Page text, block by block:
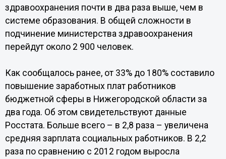
здравоохранения почти в два раза выше, чем в
системе образования. В общей сложности в
подчинение министерства здравоохранения
перейдут около 2 900 человек.
Как сообщалось ранее, от 33% до 180% составило
повышение заработных плат работников
бюджетной сферы в Нижегородской области за
два года. Об этом свидетельствуют данные
Росстата. Больше всего – в 2,8 раза – увеличена
средняя зарплата социальных работников. В 2,2
раза по сравнению с 2012 годом выросла